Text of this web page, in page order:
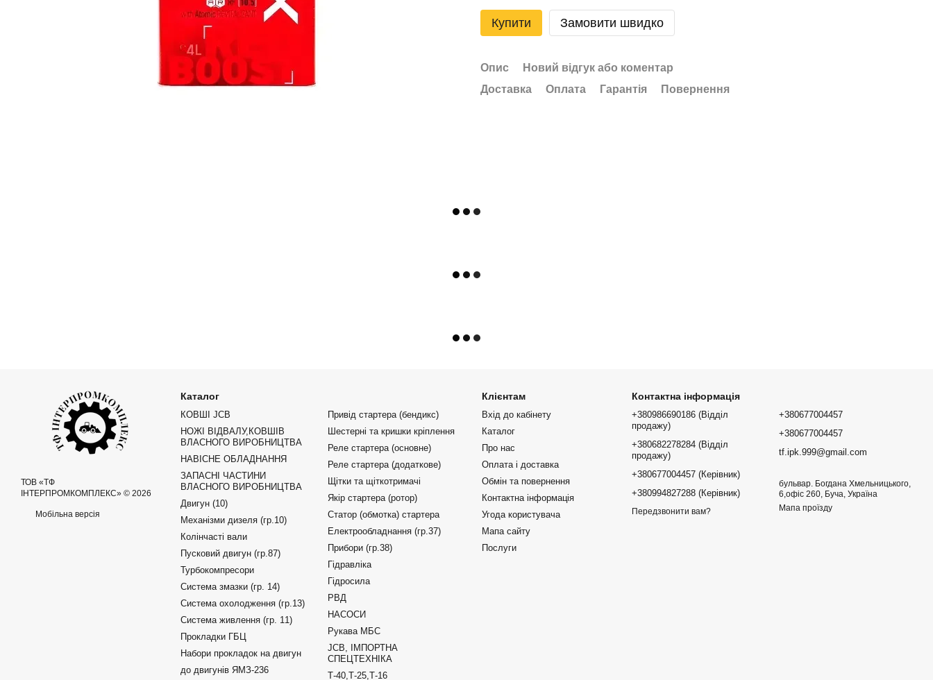
Купити Замовити швидко
Опис
Новий відгук або коментар
Доставка
Оплата Гарантія Повернення
ТОВ «ТФ
ІНТЕРПРОМКОМПЛЕКС» © 2026
Мобільна версія
Каталог
КОВШІ JCB
НОЖІ ВІДВАЛУ,КОВШІВ
ВЛАСНОГО ВИРОБНИЦТВА
НАВІСНЕ ОБЛАДНАННЯ
ЗАПАСНІ ЧАСТИНИ
ВЛАСНОГО ВИРОБНИЦТВА
Двигун (10)
Механізми дизеля (гр.10)
Колінчасті вали
Пусковий двигун (гр.87)
Турбокомпресори
Система змазки (гр. 14)
Система охолодження (гр.13)
Система живлення (гр. 11)
Прокладки ГБЦ
Набори прокладок на двигун
до двигунів ЯМЗ-236
Привід стартера (бендикс)
Шестерні та кришки кріплення
Реле стартера (основне)
Реле стартера (додаткове)
Щітки та щіткотримачі
Якір стартера (ротор)
Статор (обмотка) стартера
Електрообладнання (гр.37)
Прибори (гр.38)
Гідравліка
Гідросила
РВД
НАСОСИ
Рукава МБС
JCB, ІМПОРТНА
СПЕЦТЕХНІКА
Т-40,Т-25,Т-16
Клієнтам
Вхід до кабінету
Каталог
Про нас
Оплата і доставка
Обмін та повернення
Контактна інформація
Угода користувача
Мапа сайту
Послуги
Контактна інформація
+380986690186 (Відділ
продажу)
+380682278284 (Відділ
продажу)
+380677004457 (Керівник)
+380994827288 (Керівник)
Передзвонити вам?
+380677004457
+380677004457
tf.ipk.999@gmail.com
бульвар. Богдана Хмельницького,
6,офіс 260, Буча, Україна
Мапа проїзду